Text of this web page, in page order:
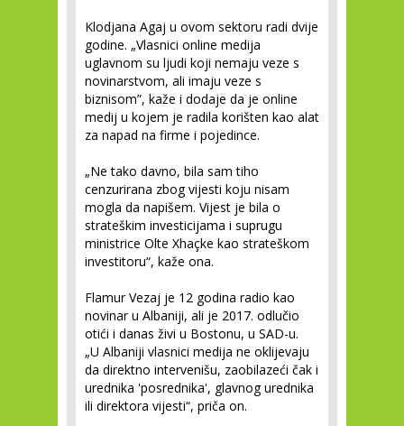
Klodjana Agaj u ovom sektoru radi dvije
godine. „Vlasnici online medija
uglavnom su ljudi koji nemaju veze s
novinarstvom, ali imaju veze s
biznisom”, kaže i dodaje da je online
medij u kojem je radila korišten kao alat
za napad na firme i pojedince.
„Ne tako davno, bila sam tiho
cenzurirana zbog vijesti koju nisam
mogla da napišem. Vijest je bila o
strateškim investicijama i suprugu
ministrice Olte Xhaçke kao strateškom
investitoru“, kaže ona.
Flamur Vezaj je 12 godina radio kao
novinar u Albaniji, ali je 2017. odlučio
otići i danas živi u Bostonu, u SAD-u.
„U Albaniji vlasnici medija ne oklijevaju
da direktno intervenišu, zaobilazeći čak i
urednika 'posrednika', glavnog urednika
ili direktora vijesti“, priča on.